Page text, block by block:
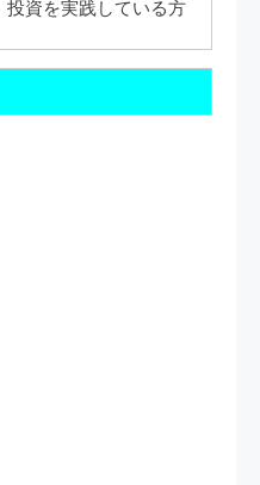
投資を実践している方